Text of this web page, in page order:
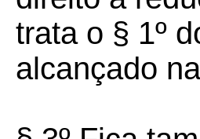
trata o § 1º
alcançado